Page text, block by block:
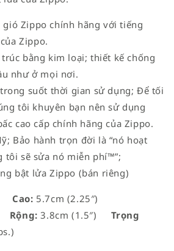
gió Zippo chính hãng với tiếng
Zippo.
trúc bằng kim loại; thiết kế chống
như ở mọi nơi.
trong suốt thời gian sử dụng; Để tối
tôi khuyên bạn nên sử dụng
cao cấp chính hãng của Zippo.
Bảo hành trọn đời là “nó hoạt
tôi sẽ sửa nó miễn phí™”;
bật lửa Zippo (bán riêng)
Cao: 5.7cm (2.25″)
Rộng: 3.8cm (1.5″)
Trọng